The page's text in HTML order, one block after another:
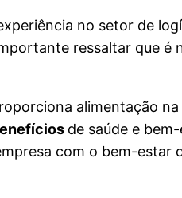
no setor de
ressaltar que
alimentação
de saúde e
com o bem-estar